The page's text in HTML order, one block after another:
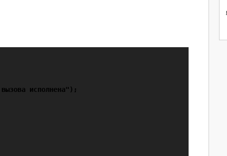
исполнена");